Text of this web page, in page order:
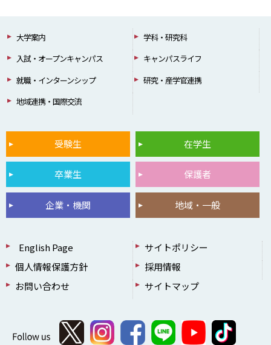
大学案内
学科・研究科
入試・オープンキャンパス
キャンパスライフ
就職・インターンシップ
研究・産学官連携
地域連携・国際交流
受験生 在学生
卒業生 保護者
企業・機関 地域・一般
English Page
サイトポリシー
個人情報保護方針
採用情報
お問い合わせ
サイトマップ